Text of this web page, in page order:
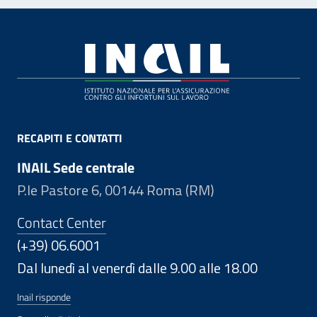
RECAPITI E CONTATTI
INAIL Sede centrale
P.le Pastore 6, 00144 Roma (RM)
Contact Center
(+39) 06.6001
Dal lunedì al venerdì dalle 9.00 alle 18.00
Inail risponde